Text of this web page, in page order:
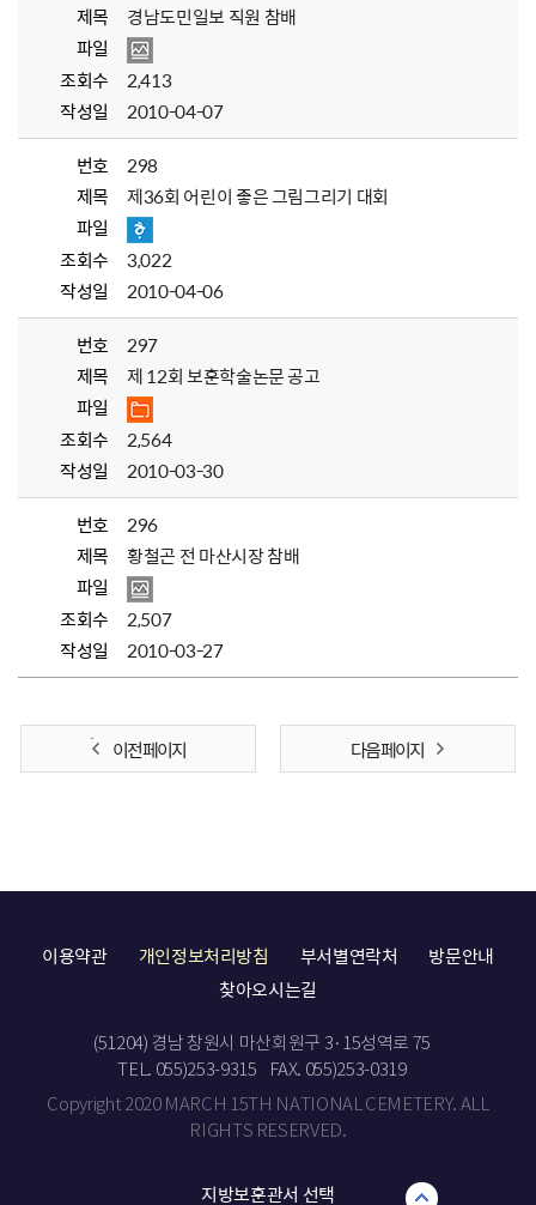
제목
경남도민일보 직원 참배
파일
조회수
2,413
작성일
2010-04-07
번호
298
제목
제36회 어린이 좋은 그림그리기 대회
파일
조회수
3,022
작성일
2010-04-06
번호
297
제목
제 12회 보훈학술논문 공고
파일
조회수
2,564
작성일
2010-03-30
번호
296
제목
황철곤 전 마산시장 참배
파일
조회수
2,507
작성일
2010-03-27
이전 페이지 다음 페이지
이용약관 개인정보처리방침 부서별연락처
방문안내
찾아오시는길
(51204) 경남 창원시 마산회원구 3·15성역로 75
TEL. 055)253-9315
FAX. 055)253-0319
Copyright 2020 MARCH 15TH NATIONAL CEMETERY. ALL
RIGHTS RESERVED.
지방보훈관서 선택